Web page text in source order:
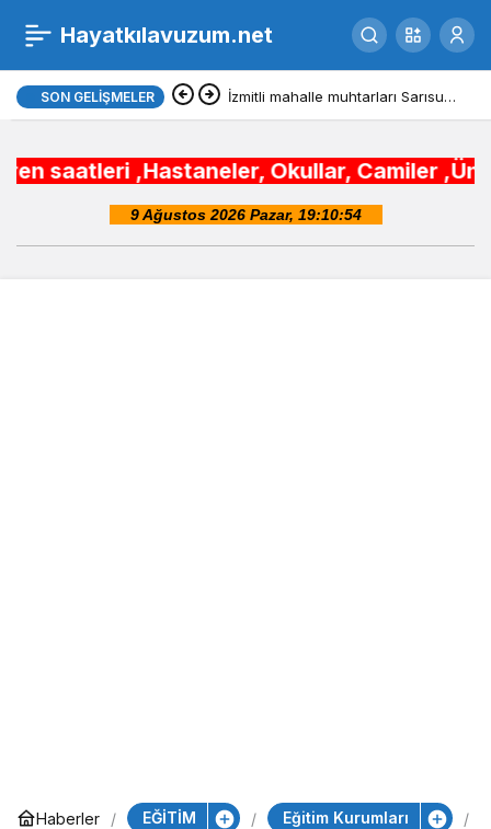
Hayatkılavuzum.net
SON GELIŞMELER İzmitli mahalle muhtarları Sarısu
Okullar, Camiler
Haberler EĞİTİM Eğitim Kurumları
Giresun devlet
ortaokulları
0 Paylaş